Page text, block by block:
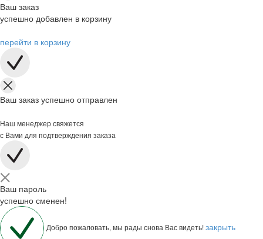
Ваш заказ
успешно добавлен в корзину
перейти в корзину
Ваш заказ успешно отправлен
Наш менеджер свяжется
с Вами для подтверждения заказа
Ваш пароль
успешно сменен!
Добро пожаловать, мы рады снова Вас видеть!закрыть